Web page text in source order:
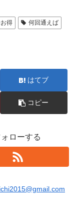
得
何回通えば
はてブ
コピー
ローする